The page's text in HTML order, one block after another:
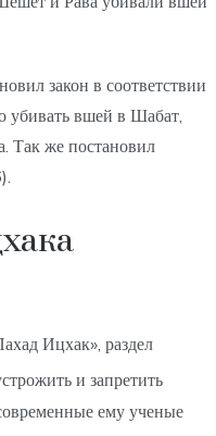
закон в соответствии
убивать вшей в Шабат,
Так же постановил
Ицхак», раздел
и запретить
ему ученые